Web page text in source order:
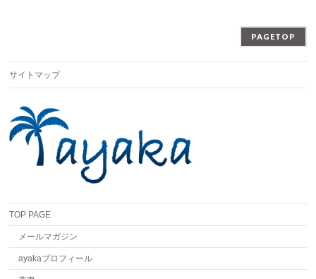
PAGETOP
サイトマップ
TOP PAGE
メールマガジン
ayakaプロフィール